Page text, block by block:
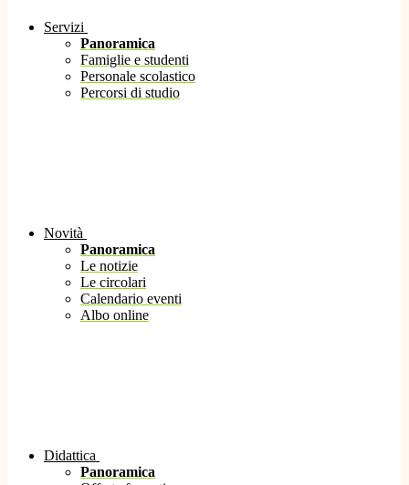
Servizi
Panoramica
Famiglie e studenti
Personale scolastico
Percorsi di studio
Novità
Panoramica
Le notizie
Le circolari
Calendario eventi
Albo online
Didattica
Panoramica